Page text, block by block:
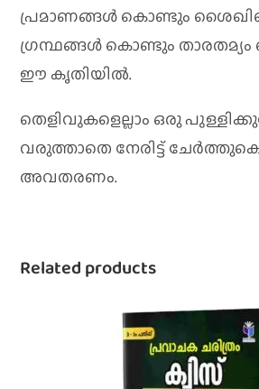
പ്രമാണങ്ങൾ കൊണ്ടും
ഗ്രന്ഥങ്ങൾ കൊണ്ടും
ഈ കൃതിയിൽ.
തെളിവുകളെല്ലാം ഒരു
വരുത്താതെ നേരിട്ട്
അവതരണം.
Related products